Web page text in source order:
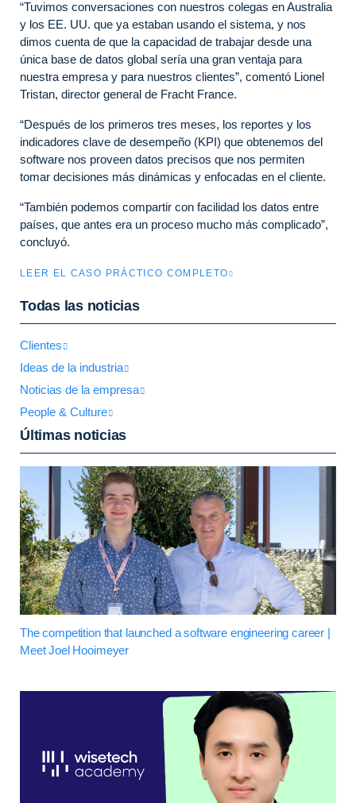
“Tuvimos conversaciones con nuestros colegas en Australia
y los EE. UU. que ya estaban usando el sistema, y nos
dimos cuenta de que la capacidad de trabajar desde una
única base de datos global sería una gran ventaja para
nuestra empresa y para nuestros clientes”, comentó Lionel
Tristan, director general de Fracht France.
“Después de los primeros tres meses, los reportes y los
indicadores clave de desempeño (KPI) que obtenemos del
software nos proveen datos precisos que nos permiten
tomar decisiones más dinámicas y enfocadas en el cliente.
“También podemos compartir con facilidad los datos entre
países, que antes era un proceso mucho más complicado”,
concluyó.
LEER EL CASO PRÁCTICO COMPLETO
Todas las noticias
Clientes
Ideas de la industria
Noticias de la empresa
People & Culture
Últimas noticias
The competition that launched a software engineering career |
Meet Joel Hooimeyer